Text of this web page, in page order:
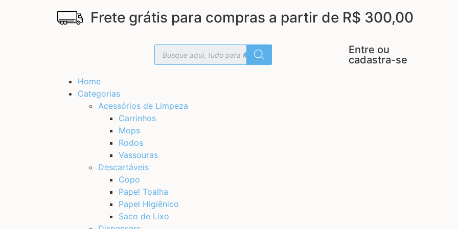
Frete grátis para compras a partir de R$ 300,00
Entre ou
cadastra-se
Home
Categorias
Acessórios de Limpeza
Carrinhos
Mops
Rodos
Vassouras
Descartáveis
Copo
Papel Toalha
Papel Higiênico
Saco de Lixo